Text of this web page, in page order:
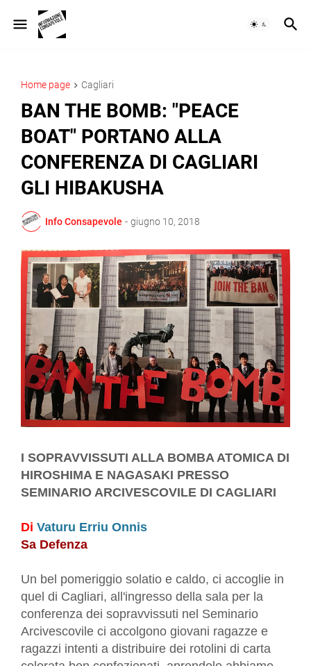
Home page Cagliari
BAN THE BOMB: "PEACE
BOAT" PORTANO ALLA
CONFERENZA DI CAGLIARI
GLI HIBAKUSHA
Info Consapevole - giugno 10, 2018
I SOPRAVVISSUTI ALLA BOMBA ATOMICA DI
HIROSHIMA E NAGASAKI PRESSO
SEMINARIO ARCIVESCOVILE DI CAGLIARI
Di Vaturu Erriu Onnis
Sa Defenza
Un bel pomeriggio solatio e caldo, ci accoglie in
quel di Cagliari, all'ingresso della sala per la
conferenza dei sopravvissuti nel Seminario
Arcivescovile ci accolgono giovani ragazze e
ragazzi intenti a distribuire dei rotolini di carta